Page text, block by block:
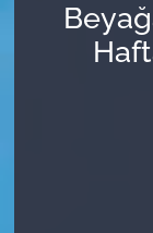
Mevzuat
Sağlık
Süper
Son